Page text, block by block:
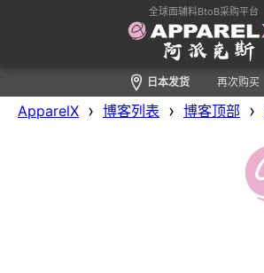
全球面辅料BtoB采购平台
日本发货 再次购买
ApparelX › 博客列表 › 博客顶部 ›